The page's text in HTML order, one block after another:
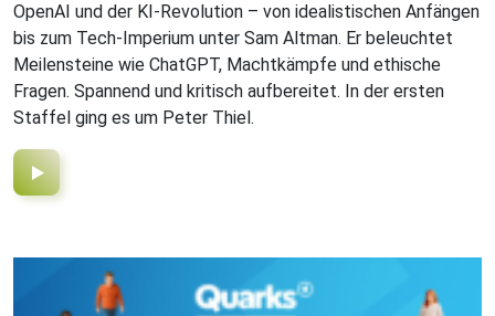
OpenAI und der KI-Revolution – von idealistischen Anfängen
bis zum Tech-Imperium unter Sam Altman. Er beleuchtet
Meilensteine wie ChatGPT, Machtkämpfe und ethische
Fragen. Spannend und kritisch aufbereitet. In der ersten
Staffel ging es um Peter Thiel.